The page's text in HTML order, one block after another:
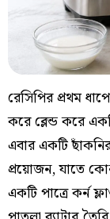
রেসিপির প্রথম
করে ব্লেন্ড করে
এবার একটি
প্রয়োজন, যাতে
একটি পাত্রে কর্ন